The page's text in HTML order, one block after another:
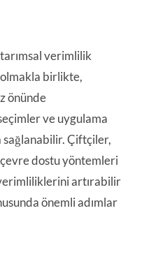
tarımsal verimlilik
olmakla birlikte,
önünde
ve uygulama
Çiftçiler,
çevre dostu yöntemleri
artırabilir
önemli adımlar